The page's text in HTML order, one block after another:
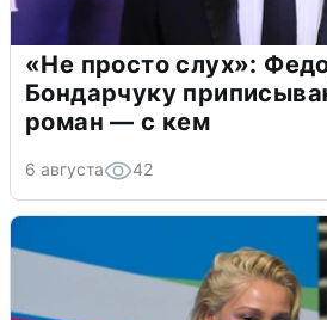
«Не просто слух»:
Бондарчуку
роман — с кем
6 августа 42